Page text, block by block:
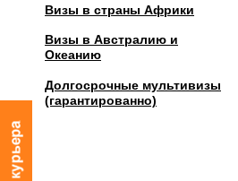
Визы в страны Африки
Визы в Австралию и
Океанию
Долгосрочные мультивизы
(гарантированно)